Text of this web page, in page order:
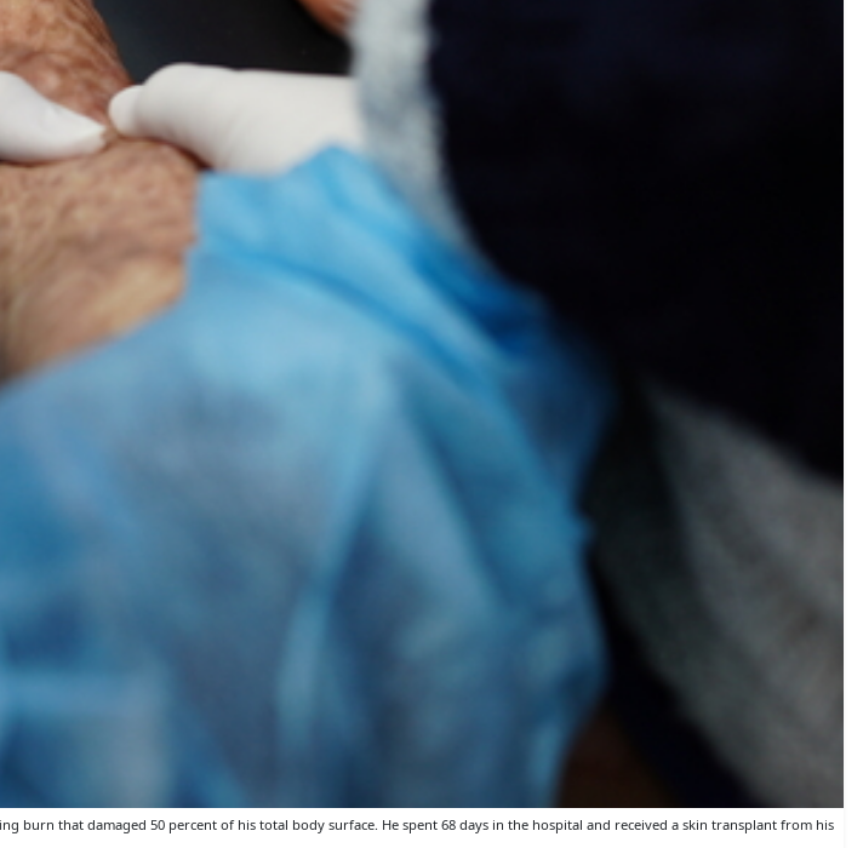
burn that damaged 50 percent of his total body surface. He spent 68 days in the hospital and received a skin transplant from his